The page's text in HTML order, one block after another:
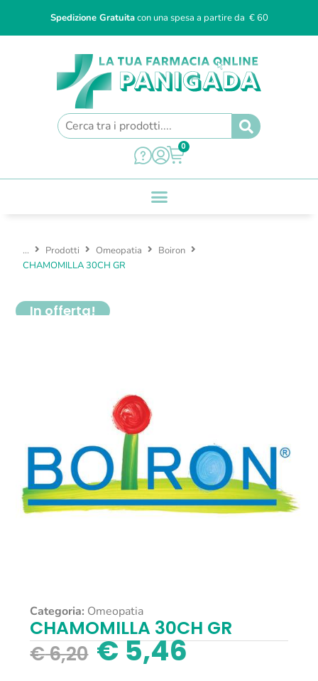
Spedizione Gratuitacon una spesa a partire da € 60
0
... Prodotti Omeopatia
Boiron
CHAMOMILLA 30CH GR
In offerta!
Categoria: Omeopatia
CHAMOMILLA 30CH GR
€6,20 €5,46